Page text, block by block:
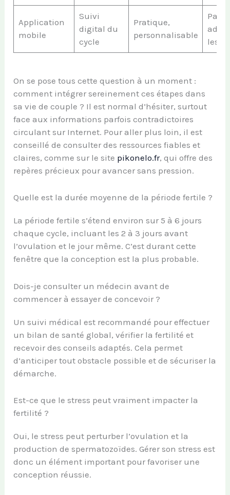
Application
mobile
Suivi
digital du
cycle
Pratique,
personnalisable
Pas
les
On se pose tous cette question à un moment :
comment intégrer sereinement ces étapes dans
sa vie de couple ? Il est normal d’hésiter, surtout
face aux informations parfois contradictoires
circulant sur Internet. Pour aller plus loin, il est
conseillé de consulter des ressources fiables et
claires, comme sur le site pikonelo.fr, qui offre des
repères précieux pour avancer sans pression.
Quelle est la durée moyenne de la période fertile ?
La période fertile s’étend environ sur 5 à 6 jours
chaque cycle, incluant les 2 à 3 jours avant
l’ovulation et le jour même. C’est durant cette
fenêtre que la conception est la plus probable.
Dois-je consulter un médecin avant de
commencer à essayer de concevoir ?
Un suivi médical est recommandé pour effectuer
un bilan de santé global, vérifier la fertilité et
recevoir des conseils adaptés. Cela permet
d’anticiper tout obstacle possible et de sécuriser la
démarche.
Est-ce que le stress peut vraiment impacter la
fertilité ?
Oui, le stress peut perturber l’ovulation et la
production de spermatozoïdes. Gérer son stress est
donc un élément important pour favoriser une
conception réussie.